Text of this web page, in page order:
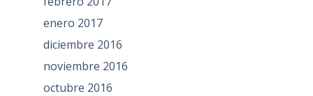
enero 2017
diciembre 2016
noviembre 2016
octubre 2016